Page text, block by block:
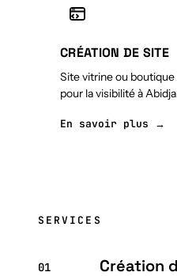
CRÉATION DE SITE
Site vitrine ou
pour la visibilité à
En savoir plus →
SERVICES
01 Création